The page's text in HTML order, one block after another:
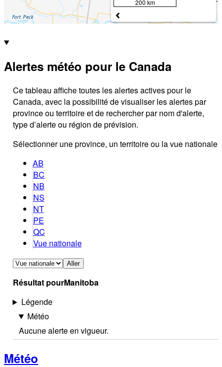
200 km
Alertes météo pour le Canada
Ce tableau affiche toutes les alertes actives pour le
Canada, avec la possibilité de visualiser les alertes par
province ou territoire et de rechercher par nom d'alerte,
type d’alerte ou région de prévision.
Sélectionner une province, un territoire ou la vue nationale
AB
BC
NB
NS
NT
PE
QC
Vue nationale
Aller
Résultat pourManitoba
Légende
Météo
Aucune alerte en vigueur.
Météo